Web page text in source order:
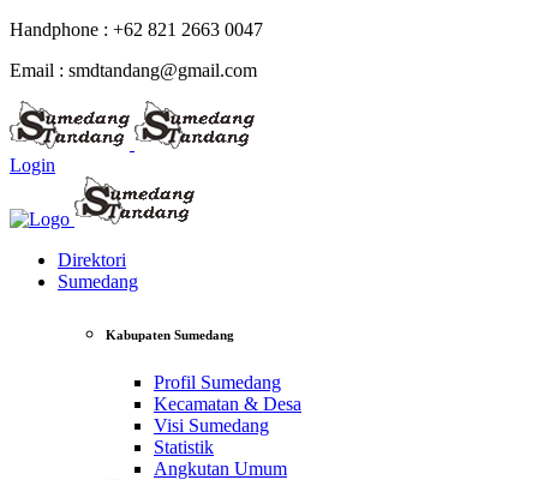
Handphone : +62 821 2663 0047
Email : smdtandang@gmail.com
Login
Direktori
Sumedang
Kabupaten Sumedang
Profil Sumedang
Kecamatan & Desa
Visi Sumedang
Statistik
Angkutan Umum